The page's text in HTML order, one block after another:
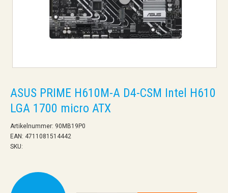
ASUS PRIME H610M-A D4-CSM Intel H610
LGA 1700 micro ATX
Artikelnummer: 90MB19P0
EAN: 4711081514442
SKU: